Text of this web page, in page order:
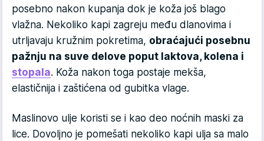
posebno nakon kupanja dok je koža još blago
vlažna. Nekoliko kapi zagreju među dlanovima i
utrljavaju kružnim pokretima, obraćajući posebnu
pažnju na suve delove poput laktova, kolena i
stopala. Koža nakon toga postaje mekša,
elastičnija i zaštićena od gubitka vlage.
Maslinovo ulje koristi se i kao deo noćnih maski za
lice. Dovoljno je pomešati nekoliko kapi ulja sa malo